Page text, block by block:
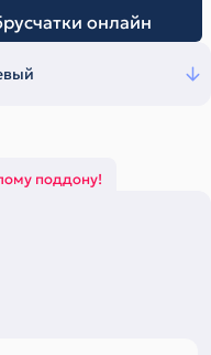
онлайн
поддону!